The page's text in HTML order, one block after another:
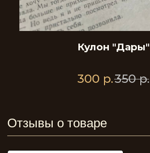
Кулон "Дары"
300 р.350 р.
Отзывы о товаре